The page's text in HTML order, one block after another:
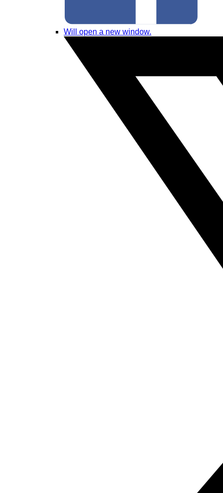
Will open a new window.